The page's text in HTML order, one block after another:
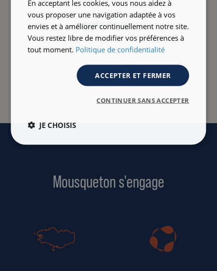
Matières
confortables
Pour des vêtements faciles
à vivre au quotidien
Mousqueton s'engage
En acceptant les cookies, vous nous aidez à
vous proposer une navigation adaptée à vos
envies et à améliorer continuellement notre site.
Vous restez libre de modifier vos préférences à
tout moment. Politique de confidentialité
ACCEPTER ET FERMER
CONTINUER SANS ACCEPTER
JE CHOISIS